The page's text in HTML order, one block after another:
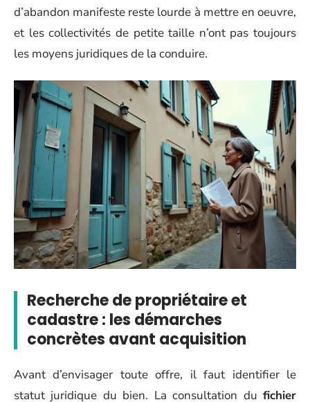
d’abandon manifeste reste lourde à mettre en oeuvre,
et les collectivités de petite taille n’ont pas toujours
les moyens juridiques de la conduire.
Recherche de propriétaire et
cadastre : les démarches
concrètes avant acquisition
Avant d’envisager toute offre, il faut identifier le
statut juridique du bien. La consultation du fichier